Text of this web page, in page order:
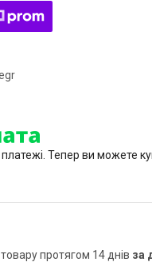
платежі. Тепер ви можете
протягом 14 днів за